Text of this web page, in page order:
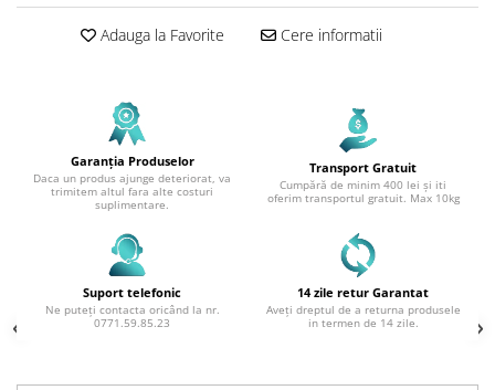
Adauga la Favorite Cere informatii
Garanția Produselor
Daca un produs ajunge deteriorat, va
trimitem altul fara alte costuri
suplimentare.
Transport Gratuit
Cumpără de minim 400 lei și iti
oferim transportul gratuit. Max 10kg
Suport telefonic
Ne puteți contacta oricând la nr.
0771.59.85.23
14 zile retur Garantat
Aveți dreptul de a returna produsele
in termen de 14 zile.